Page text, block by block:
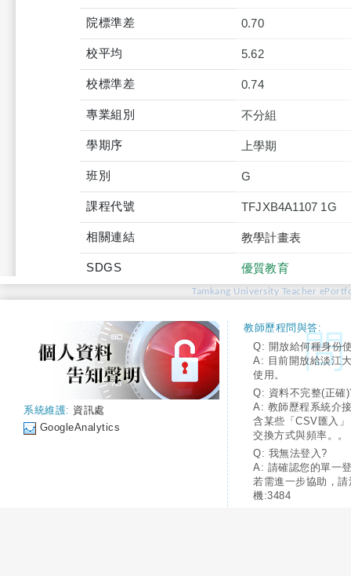
院標準差 0.70
校平均 5.62
校標準差 0.74
專業組別 不分組
學期序 上學期
班別 G
課程代號 TFJXB4A1107 1G
相關連結 教學計畫表
SDGS 優質教育
Tamkang University Teacher
系統維護: 資訊處
GoogleAnalytics
教師歷程問與答:
Q: 開放給何種身份
A: 目前開放給淡江
使用。
Q: 資料不完整(正確
A: 教師歷程系統介
含某些「CSV匯入
交換方式與頻率。。
Q: 我無法登入?
A: 請確認您的單一
若需進一步協助，
機:3484